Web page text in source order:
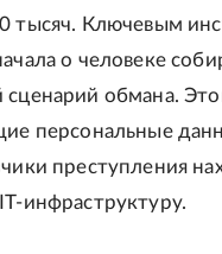
тысяч. Ключевым
о человеке
сценарий обмана.
персональные
преступления
инфраструктуру.